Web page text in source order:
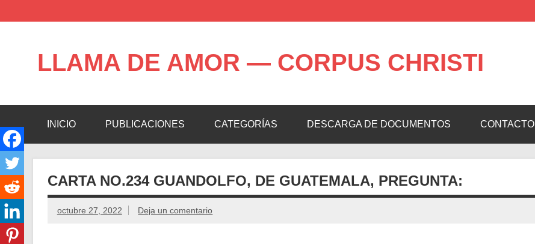
contenido
LLAMA DE AMOR — CORPUS CHRISTI
INICIO PUBLICACIONES CATEGORÍAS DESCARGA DE DOCUMENTOS CONTACTO
CARTA NO.234 GUANDOLFO, DE GUATEMALA, PREGUNTA:
octubre 27, 2022 Deja un comentario